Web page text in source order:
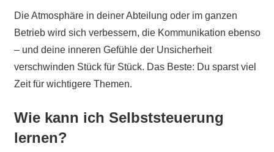
Die Atmosphäre in deiner Abteilung oder im ganzen
Betrieb wird sich verbessern, die Kommunikation ebenso
– und deine inneren Gefühle der Unsicherheit
verschwinden Stück für Stück. Das Beste: Du sparst viel
Zeit für wichtigere Themen.
Wie kann ich Selbststeuerung
lernen?